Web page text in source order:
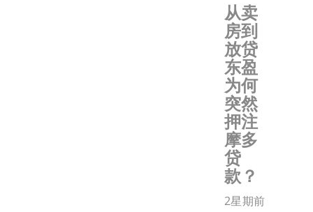
从卖
房到
放贷
东盈
为何
突然
押注
摩多
贷
款？
2星期前